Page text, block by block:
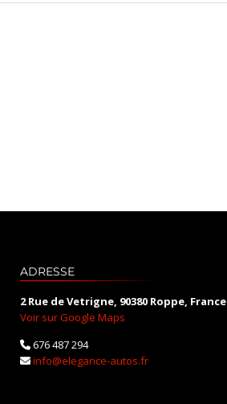
ADRESSE
2 Rue de Vetrigne, 90380 Roppe, France
Voir sur Google Maps
676 487 294
info@elegance-autos.fr